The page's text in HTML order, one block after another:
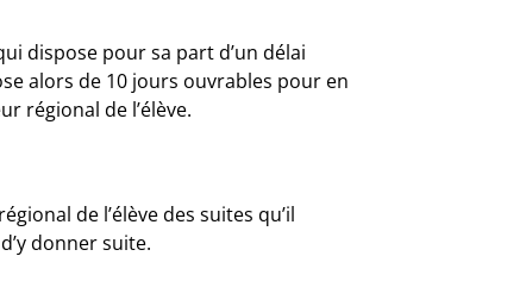
dispose pour sa part d’un délai
alors de 10 jours ouvrables pour en
régional de l’élève.
de l’élève des suites qu’il
donner suite.